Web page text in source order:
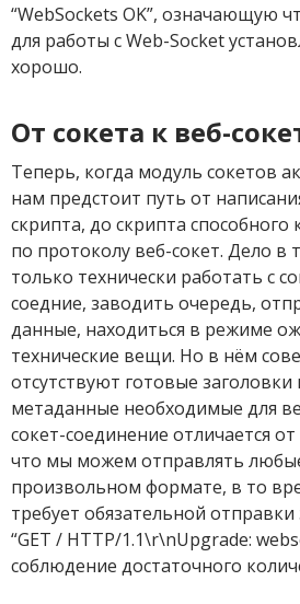
“WebSockets OK”, означающую
для работы с Web-Socket
хорошо.
От сокета к веб-
Теперь, когда модуль сокетов
нам предстоит путь от
скрипта, до скрипта
по протоколу веб-сокет. Дело в
только технически работать с
соедние, заводить очередь,
данные, находиться в режиме
технические вещи. Но в нём
отсутствуют готовые заголовки
метаданные необходимые для
сокет-соединение отличается
что мы можем отправлять
произвольном формате, в то
требует обязательной
“GET / HTTP/1.1\r\nUpgrade:
соблюдение достаточного